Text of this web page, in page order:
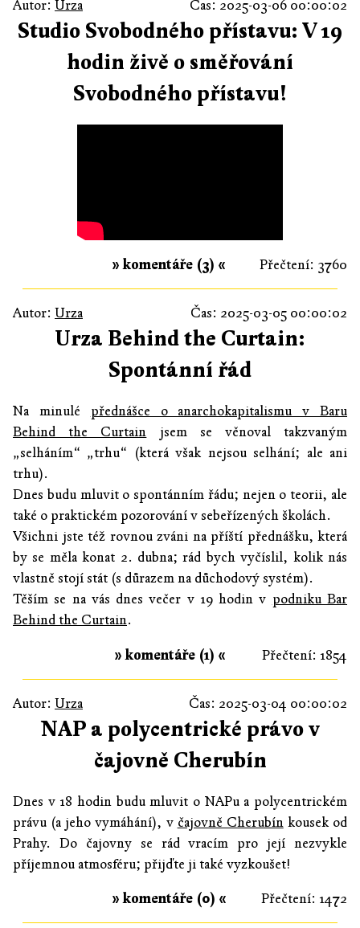
Autor: Urza Čas: 2025-03-06 00:00:02
Studio Svobodného přístavu: V 19
hodin živě o směřování
Svobodného přístavu!
Přečtení: 3760
» komentáře (3) «
Autor: Urza Čas: 2025-03-05 00:00:02
Urza Behind the Curtain:
Spontánní řád
Na minulé přednášce o anarchokapitalismu v Baru
Behind the Curtain jsem se věnoval takzvaným
„selháním“ „trhu“ (která však nejsou selhání; ale ani
trhu).
Dnes budu mluvit o spontánním řádu; nejen o teorii, ale
také o praktickém pozorování v sebeřízených školách.
Všichni jste též rovnou zváni na příští přednášku, která
by se měla konat 2. dubna; rád bych vyčíslil, kolik nás
vlastně stojí stát (s důrazem na důchodový systém).
Těším se na vás dnes večer v 19 hodin v podniku Bar
Behind the Curtain.
Přečtení: 1854
» komentáře (1) «
Autor: Urza Čas: 2025-03-04 00:00:02
NAP a polycentrické právo v
čajovně Cherubín
Dnes v 18 hodin budu mluvit o NAPu a polycentrickém
právu (a jeho vymáhání), v čajovně Cherubínkousek od
Prahy. Do čajovny se rád vracím pro její nezvykle
příjemnou atmosféru; přijďte ji také vyzkoušet!
Přečtení: 1472
» komentáře (0) «